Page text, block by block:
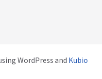
WordPress and Kubio